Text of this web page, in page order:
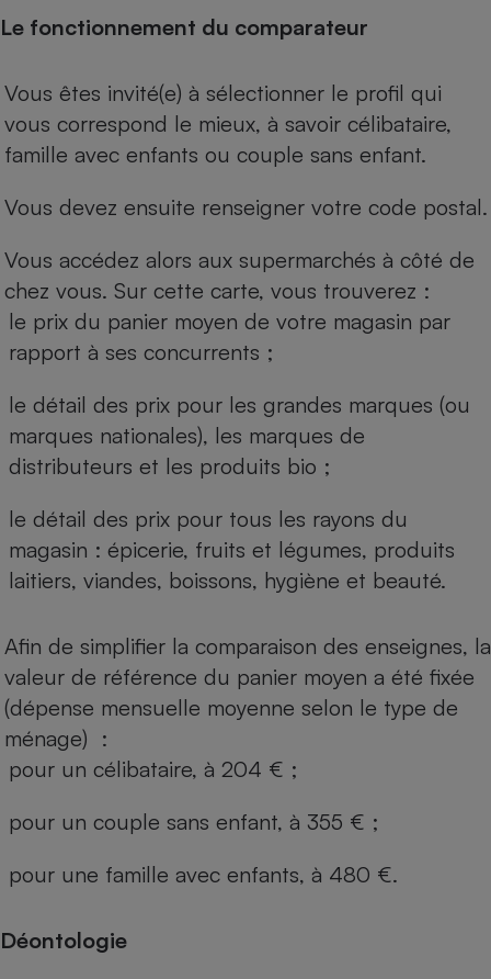
Le fonctionnement du comparateur
Vous êtes invité(e) à sélectionner le profil qui
vous correspond le mieux, à savoir célibataire,
famille avec enfants ou couple sans enfant.
Vous devez ensuite renseigner votre code postal.
Vous accédez alors aux supermarchés à côté de
chez vous. Sur cette carte, vous trouverez :
le prix du panier moyen de votre magasin par
rapport à ses concurrents ;
le détail des prix pour les grandes marques (ou
marques nationales), les marques de
distributeurs et les produits bio ;
le détail des prix pour tous les rayons du
magasin : épicerie, fruits et légumes, produits
laitiers, viandes, boissons, hygiène et beauté.
Afin de simplifier la comparaison des enseignes, la
valeur de référence du panier moyen a été fixée
(dépense mensuelle moyenne selon le type de
ménage) :
pour un célibataire, à 204 € ;
pour un couple sans enfant, à 355 € ;
pour une famille avec enfants, à 480 €.
Déontologie